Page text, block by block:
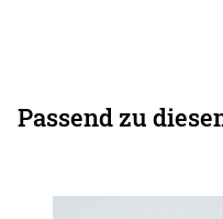
Passend zu